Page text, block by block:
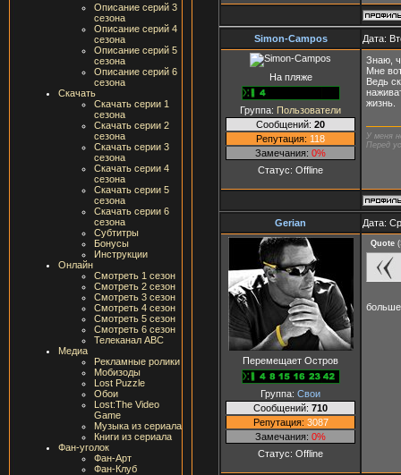
Описание серий 3
сезона
Описание серий 4
сезона
Описание серий 5
сезона
Описание серий 6
сезона
Скачать
Скачать серии 1
сезона
Скачать серии 2
сезона
Скачать серии 3
сезона
Скачать серии 4
сезона
Скачать серии 5
сезона
Скачать серии 6
сезона
Субтитры
Бонусы
Инструкции
Онлайн
Смотреть 1 сезон
Смотреть 2 сезон
Смотреть 3 сезон
Смотреть 4 сезон
Смотреть 5 сезон
Смотреть 6 сезон
Телеканал ABC
Медиа
Рекламные ролики
Мобизоды
Lost Puzzle
Обои
Lost:The Video
Game
Музыка из сериала
Книги из сериала
Фан-уголок
Фан-Арт
Фан-Клуб
Simon-Campos Дата:
На пляже
Группа: Пользователи
Сообщений: 20
Репутация: 118
Замечания: 0%
Статус: Offline
Знаю,
Мне
Ведь
жизнь.
У меня
Перед
Gerian Дата:
Перемещает Остров
Группа: Свои
Сообщений: 710
Репутация: 3087
Замечания: 0%
Статус: Offline
Quote (